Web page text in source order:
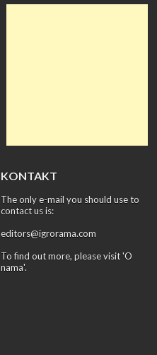
KONTAKT
The only e-mail you should use to
contact us is:
editors@igrorama.com
To find out more, please visit 'O
nama'.